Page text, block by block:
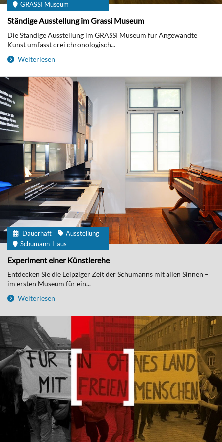
GRASSI Museum
Ständige Ausstellung im Grassi Museum
Die Ständige Ausstellung im GRASSI Museum für Angewandte
Kunst umfasst drei chronologisch...
Weiterlesen
Dauerhaft
Ausstellung
Schumann-Haus
Experiment einer Künstlerehe
Entdecken Sie die Leipziger Zeit der Schumanns mit allen Sinnen –
im ersten Museum für ein...
Weiterlesen